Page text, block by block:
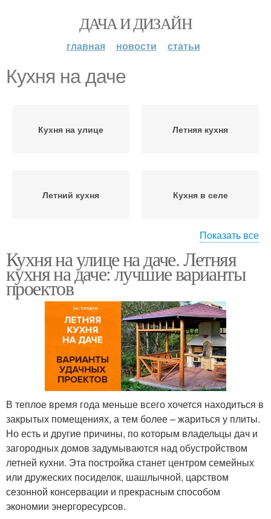
ДАЧА И ДИЗАЙН
главная новости статьи
Кухня на даче
Кухня на улице Летняя кухня
Летний кухня Кухня в селе
Летние кухни Кухня из пеноблока
Веранда на даче Открытая кухня
Полузакрытая кухня Веранда для дачи
Терраса на даче
Показать все
Кухня на улице на даче. Летняя
кухня на даче: лучшие варианты
проектов
В теплое время года меньше всего хочется находиться в
закрытых помещениях, а тем более – жариться у плиты.
Но есть и другие причины, по которым владельцы дач и
загородных домов задумываются над обустройством
летней кухни. Эта постройка станет центром семейных
или дружеских посиделок, шашлычной, царством
сезонной консервации и прекрасным способом
экономии энергоресурсов.